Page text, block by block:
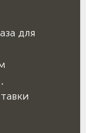
для